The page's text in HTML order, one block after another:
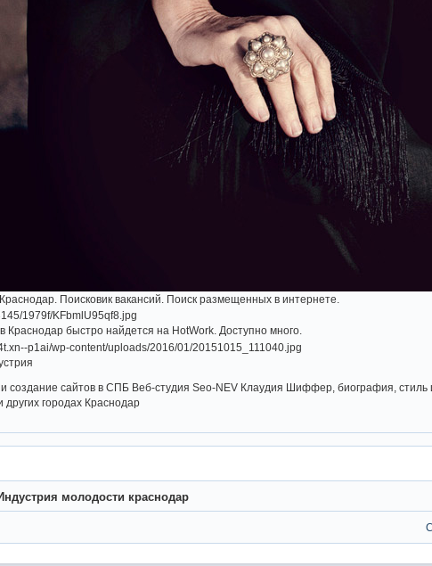
Поисковик вакансий. Поиск размещенных в интернете.
Краснодар быстро найдется на HotWork. Доступно много.
создание сайтов в СПБ Веб-студия Seo-NEV Клаудия Шиффер, биография,
городах Краснодар
молодости краснодар